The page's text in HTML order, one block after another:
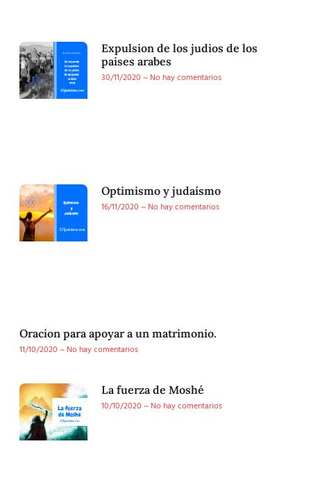
Expulsion de los judios de los
paises arabes
30/11/2020
No hay comentarios
Optimismo y judaísmo
16/11/2020
No hay comentarios
Oracion para apoyar a un matrimonio.
11/10/2020
No hay comentarios
La fuerza de Moshé
10/10/2020
No hay comentarios